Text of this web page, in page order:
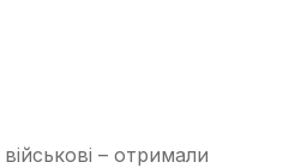
– отримали